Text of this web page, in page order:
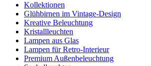
Kollektionen
Glühbirnen im Vintage-Design
Kreative Beleuchtung
Kristallleuchten
Lampen aus Glas
Lampen für Retro-Interieur
Premium Außenbeleuchtung